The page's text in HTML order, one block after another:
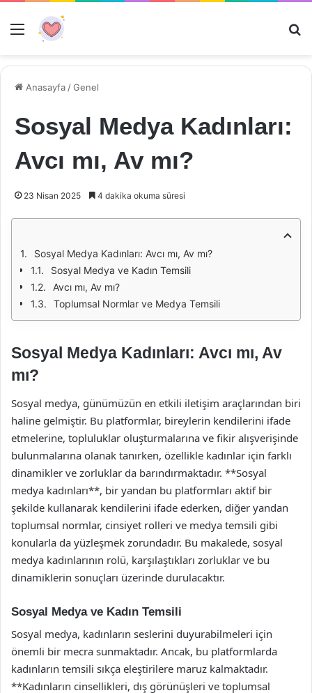
Menü
Anasayfa /Genel
Sosyal Medya Kadınları:
Avcı mı, Av mı?
23 Nisan 2025 4 dakika okuma süresi
Sosyal Medya Kadınları: Avcı mı, Av mı?
Sosyal Medya ve Kadın Temsili
Avcı mı, Av mı?
Toplumsal Normlar ve Medya Temsili
Sosyal Medya Kadınları: Avcı mı, Av
mı?
Sosyal medya, günümüzün en etkili iletişim araçlarından biri
haline gelmiştir. Bu platformlar, bireylerin kendilerini ifade
etmelerine, topluluklar oluşturmalarına ve fikir alışverişinde
bulunmalarına olanak tanırken, özellikle kadınlar için farklı
dinamikler ve zorluklar da barındırmaktadır. **Sosyal
medya kadınları**, bir yandan bu platformları aktif bir
şekilde kullanarak kendilerini ifade ederken, diğer yandan
toplumsal normlar, cinsiyet rolleri ve medya temsili gibi
konularla da yüzleşmek zorundadır. Bu makalede, sosyal
medya kadınlarının rolü, karşılaştıkları zorluklar ve bu
dinamiklerin sonuçları üzerinde durulacaktır.
Sosyal Medya ve Kadın Temsili
Sosyal medya, kadınların seslerini duyurabilmeleri için
önemli bir mecra sunmaktadır. Ancak, bu platformlarda
kadınların temsili sıkça eleştirilere maruz kalmaktadır.
**Kadınların cinsellikleri, dış görünüşleri ve toplumsal